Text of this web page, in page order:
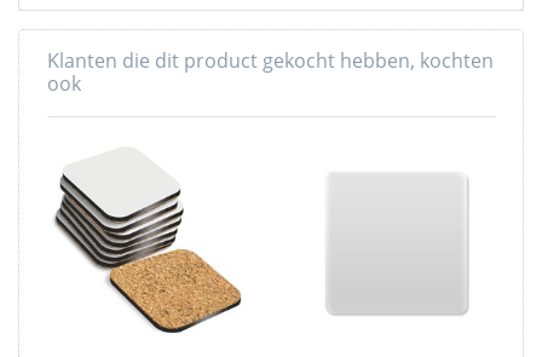
Klanten die dit product gekocht hebben, kochten
ook